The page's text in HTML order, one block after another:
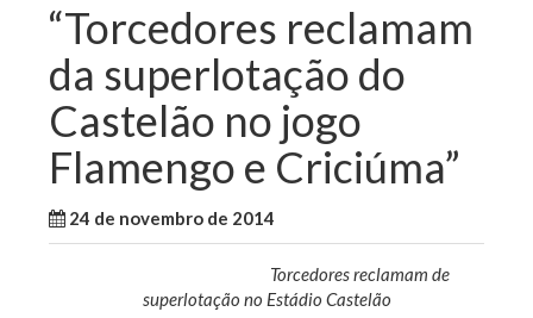
“Torcedores reclamam
da superlotação do
Castelão no jogo
Flamengo e Criciúma”
24 de novembro de 2014
Torcedores reclamam de
superlotação no Estádio Castelão